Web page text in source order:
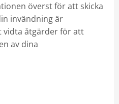
överst för att skicka
invändning är
vidta åtgärder för att
av dina